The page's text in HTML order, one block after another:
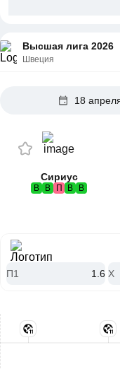
Высшая лига 2026
Швеция
18
Сириус
В В П В В
П1 1.6 X